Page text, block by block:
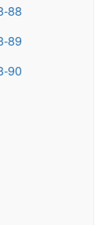
88
89
90